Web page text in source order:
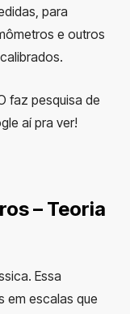
para
e outros
faz pesquisa de
aí pra ver!
– Teoria
Essa
em escalas que